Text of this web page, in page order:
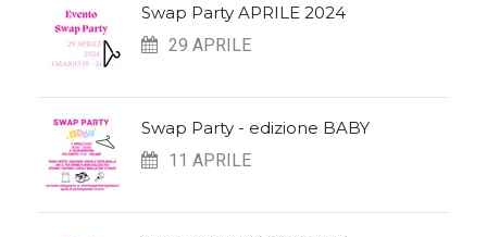
Swap Party APRILE 2024
29 APRILE
Swap Party - edizione BABY
11 APRILE